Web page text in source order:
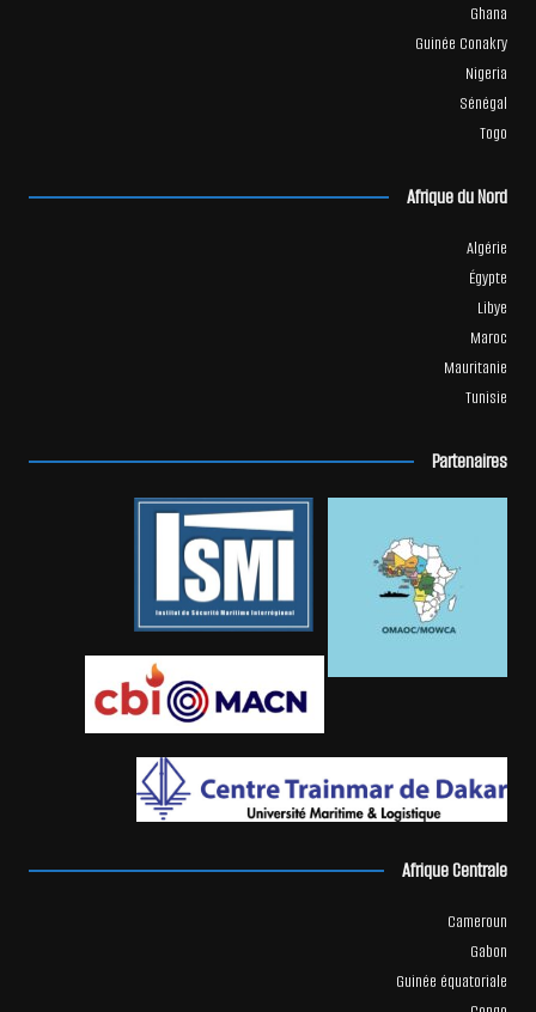
Ghana
Guinée Conakry
Nigeria
Sénégal
Togo
Afrique du Nord
Algérie
Égypte
Libye
Maroc
Mauritanie
Tunisie
Partenaires
Afrique Centrale
Cameroun
Gabon
Guinée équatoriale